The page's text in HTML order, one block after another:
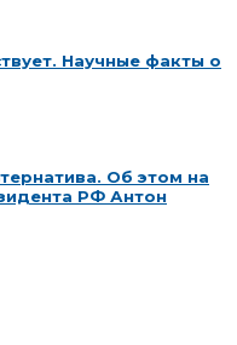
Научные факты о
Об этом на
РФ Антон